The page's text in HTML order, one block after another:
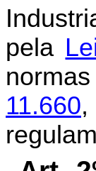
pela
11.660